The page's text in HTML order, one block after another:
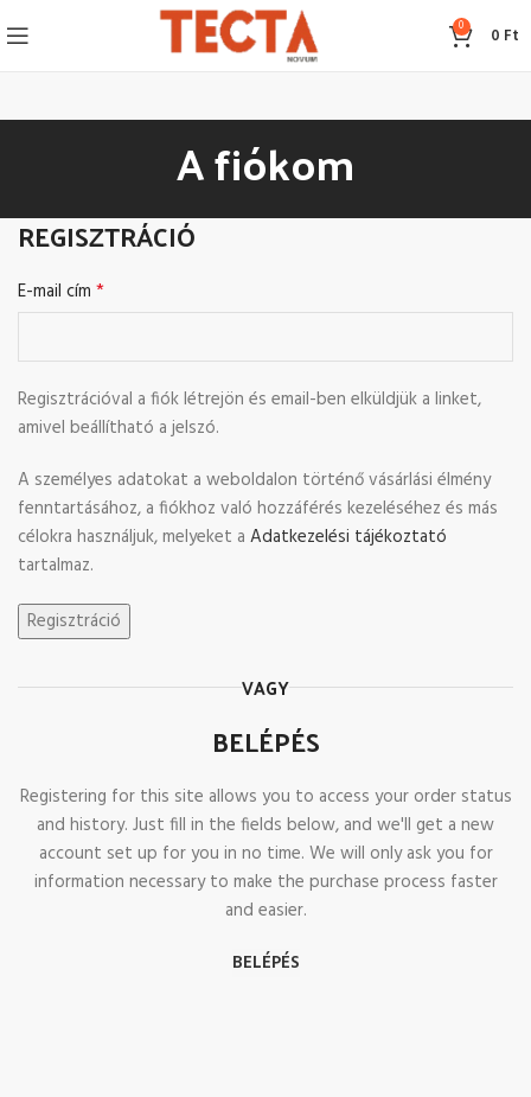
0 0 Ft
A fiókom
REGISZTRÁCIÓ
E-mail cím *
Regisztrációval a fiók létrejön és email-ben elküldjük a linket,
amivel beállítható a jelszó.
A személyes adatokat a weboldalon történő vásárlási élmény
fenntartásához, a fiókhoz való hozzáférés kezeléséhez és más
célokra használjuk, melyeket a Adatkezelési tájékoztató
tartalmaz.
Regisztráció
VAGY
BELÉPÉS
Registering for this site allows you to access your order status
and history. Just fill in the fields below, and we'll get a new
account set up for you in no time. We will only ask you for
information necessary to make the purchase process faster
and easier.
BELÉPÉS